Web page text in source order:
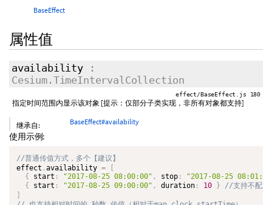
BaseEffect
属性值
availability:
Cesium.TimeIntervalCollection
effect/BaseEffect.js 180
指定时间范围内显示该对象 [提示：仅部分子类实现，非所有对象都支持]
继承自: BaseEffect#availability
使用示例:
effect .availability =
{
start : "2017-08-25 08:00:00" , stop :
"2017-08-25
{
start : "2017-08-25 09:00:00" , duration : 10
}